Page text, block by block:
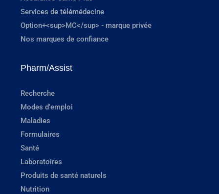
Services de télémédecine
Option+<sup>MC</sup> - marque privée
Nos marques de confiance
Pharm/Assist
Recherche
Modes d'emploi
Maladies
Formulaires
Santé
Laboratoires
Produits de santé naturels
Nutrition